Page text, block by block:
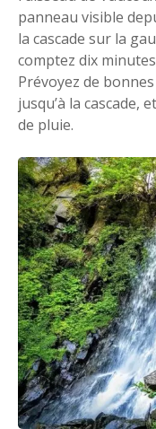
panneau visible
la cascade sur la
comptez dix
Prévoyez de
jusqu’à la cascade,
de pluie.